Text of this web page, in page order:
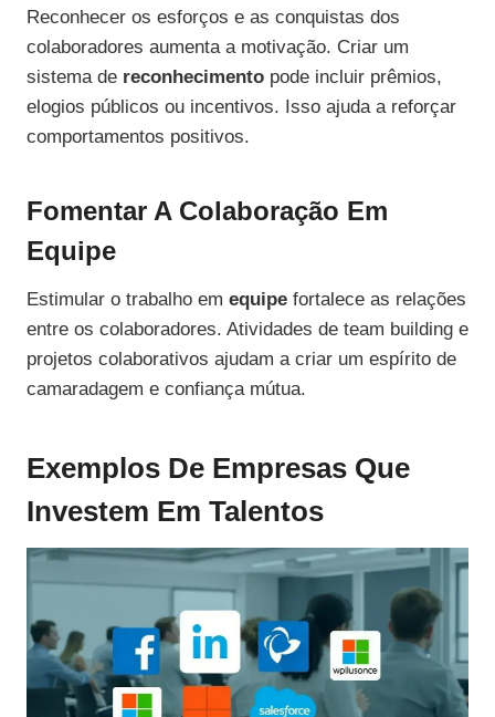
Reconhecer os esforços e as conquistas dos
colaboradores aumenta a motivação. Criar um
sistema de reconhecimento pode incluir prêmios,
elogios públicos ou incentivos. Isso ajuda a reforçar
comportamentos positivos.
Fomentar A Colaboração Em
Equipe
Estimular o trabalho em equipe fortalece as relações
entre os colaboradores. Atividades de team building e
projetos colaborativos ajudam a criar um espírito de
camaradagem e confiança mútua.
Exemplos De Empresas Que
Investem Em Talentos